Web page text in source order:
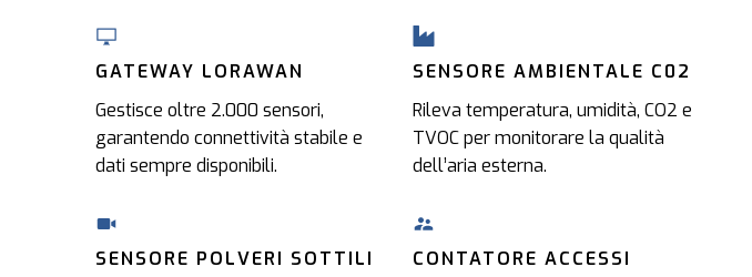
GATEWAY LORAWAN
Gestisce oltre 2.000 sensori,
garantendo connettività stabile e
dati sempre disponibili.
SENSORE AMBIENTALE C02
Rileva temperatura, umidità, CO2 e
TVOC per monitorare la qualità
dell’aria esterna.
SENSORE POLVERI SOTTILI
CONTATORE ACCESSI